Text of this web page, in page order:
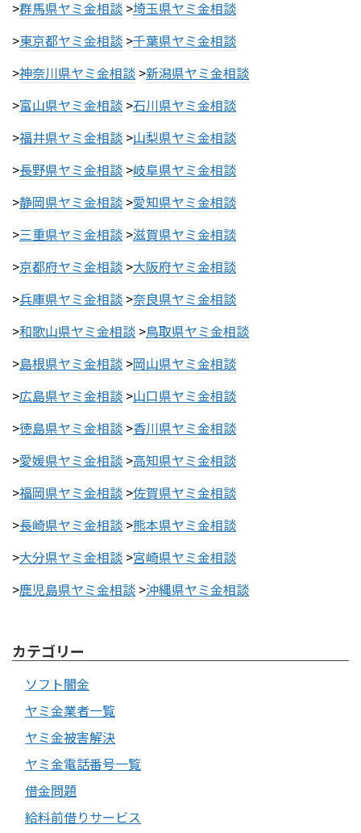
>群馬県ヤミ金相談 >埼玉県ヤミ金相談
>東京都ヤミ金相談 >千葉県ヤミ金相談
>神奈川県ヤミ金相談 >新潟県ヤミ金相談
>富山県ヤミ金相談 >石川県ヤミ金相談
>福井県ヤミ金相談 >山梨県ヤミ金相談
>長野県ヤミ金相談 >岐阜県ヤミ金相談
>静岡県ヤミ金相談 >愛知県ヤミ金相談
>三重県ヤミ金相談 >滋賀県ヤミ金相談
>京都府ヤミ金相談 >大阪府ヤミ金相談
>兵庫県ヤミ金相談 >奈良県ヤミ金相談
>和歌山県ヤミ金相談 >鳥取県ヤミ金相談
>島根県ヤミ金相談 >岡山県ヤミ金相談
>広島県ヤミ金相談 >山口県ヤミ金相談
>徳島県ヤミ金相談 >香川県ヤミ金相談
>愛媛県ヤミ金相談 >高知県ヤミ金相談
>福岡県ヤミ金相談 >佐賀県ヤミ金相談
>長崎県ヤミ金相談 >熊本県ヤミ金相談
>大分県ヤミ金相談 >宮崎県ヤミ金相談
>鹿児島県ヤミ金相談 >沖縄県ヤミ金相談
カテゴリー
ソフト闇金
ヤミ金業者一覧
ヤミ金被害解決
ヤミ金電話番号一覧
借金問題
給料前借りサービス